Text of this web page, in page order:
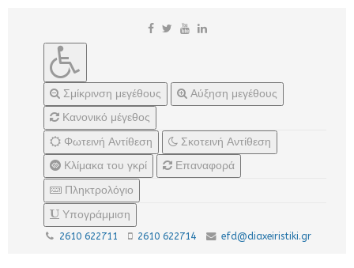
Σμίκρινση μεγέθους
Αύξηση μεγέθους
Κανονικό μέγεθος
Φωτεινή Αντίθεση
Σκοτεινή Αντίθεση
Κλίμακα του γκρί
Επαναφορά
Πληκτρολόγιο
Υπογράμμιση
2610 622711 2610 622714 efd@diaxeiristiki.gr